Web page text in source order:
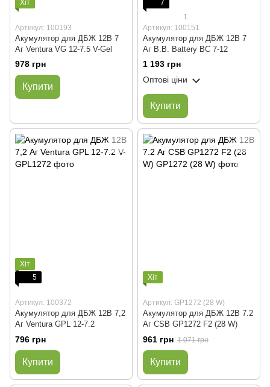
Хіт
Артикул: 100193
Акумулятор для ДБЖ 12В 7
Аг Ventura VG 12-7.5 V-Gel
978 грн
Купити
7
1
Артикул: 100151
Акумулятор для ДБЖ 12В 7
Аг B.B. Battery BC 7-12
1 193 грн
Оптові ціни
Купити
Хіт
5
Артикул: 100372
Акумулятор для ДБЖ 12В 7,2
Аг Ventura GPL 12-7.2
796 грн
Купити
Хіт
Артикул: GP1272 (28 W)
Акумулятор для ДБЖ 12В 7.2
Аг CSB GP1272 F2 (28 W)
961 грн 1 071 грн
Купити